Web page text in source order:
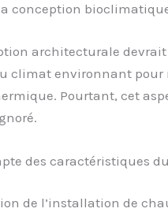
conception
architecturale
climat environnant pour
Pourtant, cet
des caractéristiques
de l’installation de